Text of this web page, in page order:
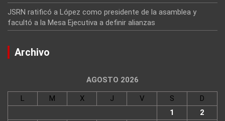
JSRN ratificó a López como presidente de la asamblea y
facultó a la Mesa Ejecutiva a definir alianzas
Archivo
AGOSTO 2026
L M X J V S
D
1
2